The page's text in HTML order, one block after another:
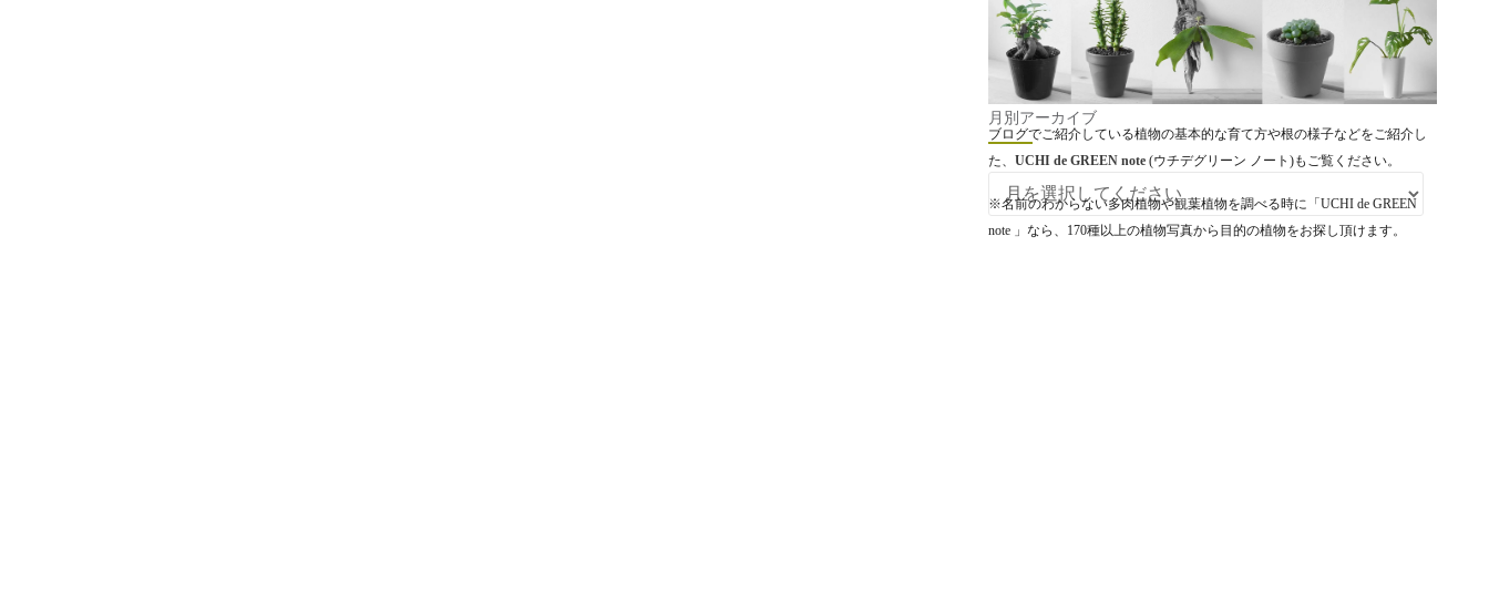
な状態になる主な原因について
合計のご回答数：53票（締切済）
月別アーカイブ
月別アーカイブ
ブログでご紹介している植物の基本的な育て方や根の様子などをご紹介し
た、UCHI de GREEN note(ウチデグリーン ノート)もご覧ください。
※名前のわからない多肉植物や観葉植物を調べる時に「UCHI de GREEN
note 」なら、170種以上の植物写真から目的の植物をお探し頂けます。